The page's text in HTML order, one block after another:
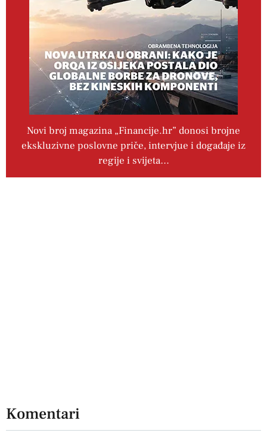
Novi broj magazina „Financije.hr” donosi brojne
ekskluzivne poslovne priče, intervjue i događaje iz
regije i svijeta…
Komentari